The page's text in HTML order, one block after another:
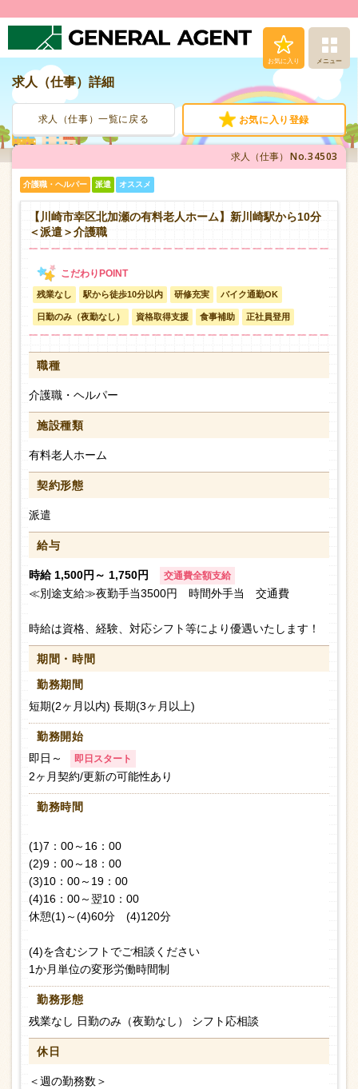
お気に入り メニュー
人材派遣サービス
転職支援サービス
登録から就業まで
お問い合わせ
求人（仕事）詳細
求人（仕事）一覧に戻る お気に入り登録
求人（仕事） No.34503
介護職・ヘルパー 派遣 オススメ
【川崎市幸区北加瀬の有料老人ホーム】新川崎駅から10分
＜派遣＞介護職
残業なし 駅から徒歩10分以内 研修充実 バイク通勤OK
日勤のみ（夜勤なし） 資格取得支援 食事補助 正社員登用
職種
介護職・ヘルパー
施設種類
有料老人ホーム
契約形態
派遣
給与
時給 1,500円～ 1,750円 交通費全額支給
≪別途支給≫夜勤手当3500円 時間外手当 交通費
時給は資格、経験、対応シフト等により優遇いたします！
期間・時間
勤務期間
短期(2ヶ月以内) 長期(3ヶ月以上)
勤務開始
即日～
即日スタート
2ヶ月契約/更新の可能性あり
勤務時間
(1)7：00～16：00
(2)9：00～18：00
(3)10：00～19：00
(4)16：00～翌10：00
休憩(1)～(4)60分 (4)120分
(4)を含むシフトでご相談ください
1か月単位の変形労働時間制
勤務形態
残業なし 日勤のみ（夜勤なし） シフト応相談
休日
＜週の勤務数＞